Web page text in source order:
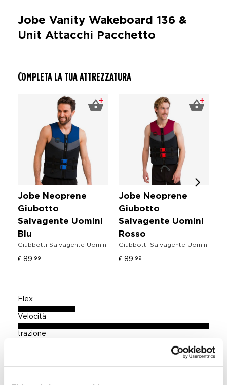
Jobe Vanity Wakeboard 136 &
Unit Attacchi Pacchetto
COMPLETA LA TUA ATTREZZATURA
Jobe Neoprene
Giubotto
Salvagente Uomini
Blu
Giubbotti Salvagente Uomini
€ 89, 99
Jobe Neoprene
Giubotto
Salvagente Uomini
Rosso
Giubbotti Salvagente Uomini
€ 89, 99
Flex
Velocità
trazione